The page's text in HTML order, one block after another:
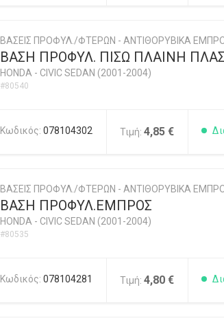
ΒΑΣΕΙΣ ΠΡΟΦΥΛ./ΦΤΕΡΩΝ - ΑΝΤΙΘΟΡΥΒΙΚΑ
ΒΑΣΗ ΠΡΟΦΥΛ. ΠΙΣΩ ΠΛΑΙΝΗ
HONDA - CIVIC SEDAN (2001-2004)
#80540
Κωδικός: 078104302 Τιμή: 4,85 €
ΒΑΣΕΙΣ ΠΡΟΦΥΛ./ΦΤΕΡΩΝ - ΑΝΤΙΘΟΡΥΒΙΚΑ
ΒΑΣΗ ΠΡΟΦΥΛ.ΕΜΠΡΟΣ
HONDA - CIVIC SEDAN (2001-2004)
#80535
Κωδικός: 078104281 Τιμή: 4,80 €